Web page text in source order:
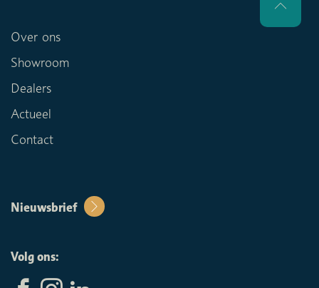
Over ons
Showroom
Dealers
Actueel
Contact
Nieuwsbrief
Volg ons: